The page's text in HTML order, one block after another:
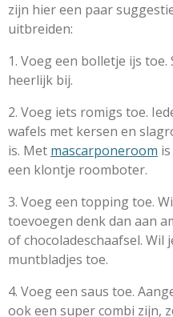
zijn hier een paar
uitbreiden:
1. Voeg een bolletje ijs
heerlijk bij.
2. Voeg iets romigs toe.
wafels met kersen en
is. Met mascarponeroom
een klontje roomboter.
3. Voeg een topping toe.
toevoegen denk dan aan
of chocoladeschaafsel. Wil
muntbladjes toe.
4. Voeg een saus toe.
ook een super combi zijn,